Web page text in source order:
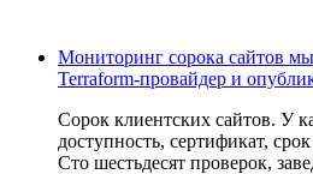
Мониторинг сорока сайтов
Terraform-провайдер и
Сорок клиентских сайтов. У
доступность, сертификат,
Сто шестьдесят проверок,